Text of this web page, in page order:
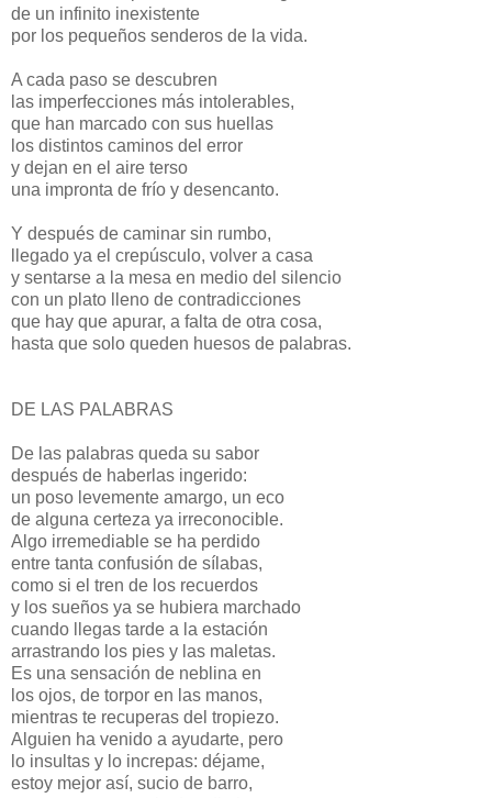
de un infinito inexistente
por los pequeños senderos de la vida.
A cada paso se descubren
las imperfecciones más intolerables,
que han marcado con sus huellas
los distintos caminos del error
y dejan en el aire terso
una impronta de frío y desencanto.
Y después de caminar sin rumbo,
llegado ya el crepúsculo, volver a casa
y sentarse a la mesa en medio del silencio
con un plato lleno de contradicciones
que hay que apurar, a falta de otra cosa,
hasta que solo queden huesos de palabras.
DE LAS PALABRAS
De las palabras queda su sabor
después de haberlas ingerido:
un poso levemente amargo, un eco
de alguna certeza ya irreconocible.
Algo irremediable se ha perdido
entre tanta confusión de sílabas,
como si el tren de los recuerdos
y los sueños ya se hubiera marchado
cuando llegas tarde a la estación
arrastrando los pies y las maletas.
Es una sensación de neblina en
los ojos, de torpor en las manos,
mientras te recuperas del tropiezo.
Alguien ha venido a ayudarte, pero
lo insultas y lo increpas: déjame,
estoy mejor así, sucio de barro,